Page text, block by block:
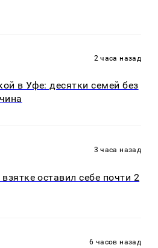
2 часа назад
в Уфе: десятки семей без
3 часа назад
оставил себе почти 2
6 часов назад